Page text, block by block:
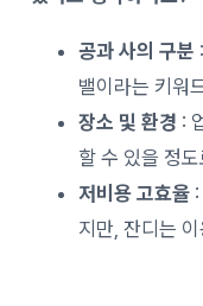
공과 사의 구분
밸이라는 키워
장소 및 환경 :
할 수 있을 정
저비용 고효율
지만, 잔디는